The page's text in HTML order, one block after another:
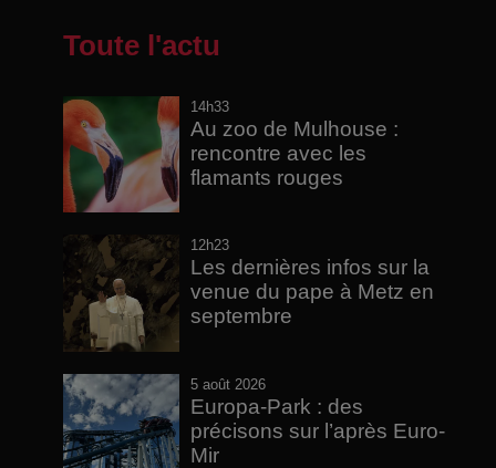
Toute l'actu
14h33
Au zoo de Mulhouse :
rencontre avec les
flamants rouges
12h23
Les dernières infos sur la
venue du pape à Metz en
septembre
5 août 2026
Europa-Park : des
précisons sur l’après Euro-
Mir